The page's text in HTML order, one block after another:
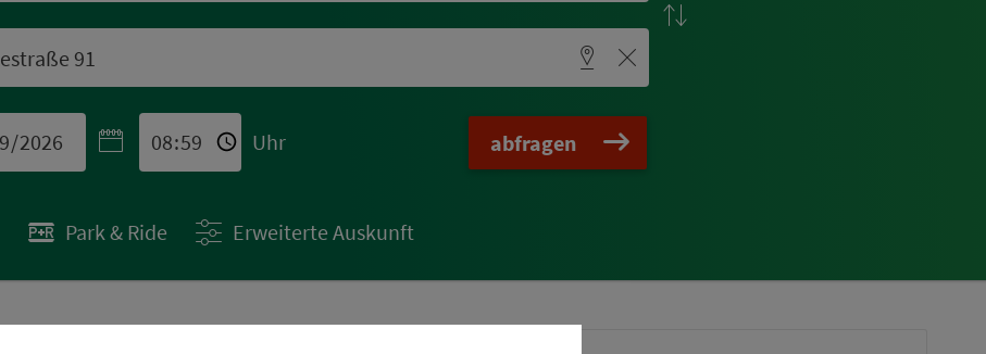
Uhr abfragen
Park & Ride Erweiterte Auskunft